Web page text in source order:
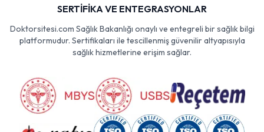
SERTİFİKA VE ENTEGRASYONLAR
Doktorsitesi.com Sağlık Bakanlığı onaylı ve entegreli bir sağlık bilgi
platformudur. Sertifikaları ile tescillenmiş güvenilir altyapısıyla
sağlık hizmetlerine erişim sağlar.